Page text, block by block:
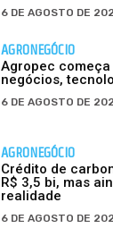
6 DE AGOSTO DE
AGRONEGÓCIO
Agropec
negócios,
6 DE AGOSTO DE
AGRONEGÓCIO
Crédito de
R$ 3,5 bi, mas
realidade
6 DE AGOSTO DE